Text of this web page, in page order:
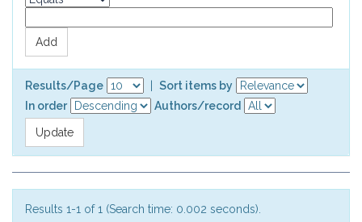
Results/Page
Sort items by
In order
Authors/record
Results 1-1 of 1 (Search time: 0.002 seconds).